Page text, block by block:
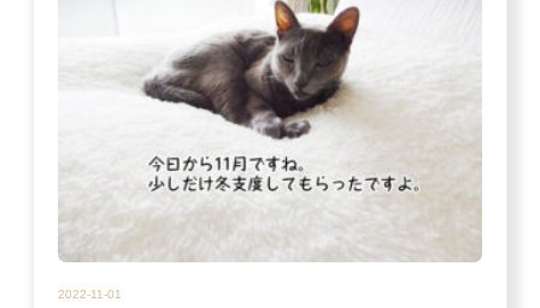
2022-11-01